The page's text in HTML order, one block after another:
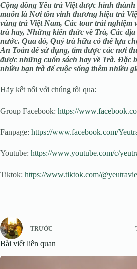
Cộng đồng Yêu trà Việt được hình
muốn là Nơi tôn vinh thương hiệu trà
vùng trà Việt Nam, Các tour trải nghiệm
trà hay, Những kiến thức về Trà, Các
nước. Qua đó, Quý trà hữu có thể lựa
An Toàn để sử dụng, tìm được các nơi
được những cuốn sách hay về Trà. Đặc
nhiều bạn trà để cuộc sống thêm nhiều
Hãy kết nối với chúng tôi qua:
Group Facebook: https://
Fanpage: https://www.facebook.com/
Youtube: https://www.youtube.com/c/
Tiktok: https://www.tiktok.com/
TRƯỚC
Bài viết liên quan